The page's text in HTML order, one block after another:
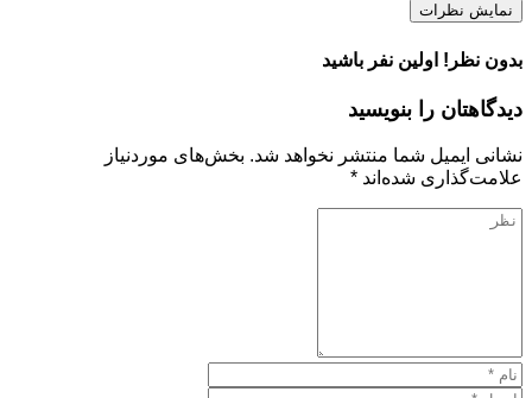
نمایش نظرات
بدون نظر! اولین نفر باشید
دیدگاهتان را بنویسید
نشانی ایمیل شما منتشر نخواهد شد. بخش‌های موردنیاز
علامت‌گذاری شده‌اند *